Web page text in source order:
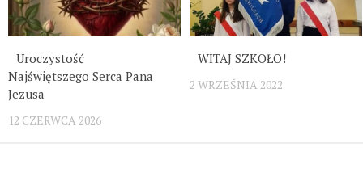
Uroczystość
Najświętszego Serca Pana
Jezusa
12 CZERWCA 2026
WITAJ SZKOŁO!
2 WRZEŚNIA 2022